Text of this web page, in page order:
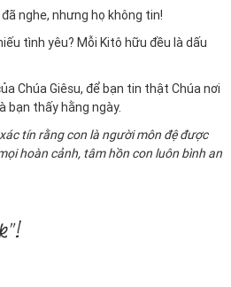
nghe, nhưng họ không tin!
tình yêu? Mỗi Kitô hữu đều là dấu
Chúa Giêsu, để bạn tin thật Chúa nơi
bạn thấy hằng ngày.
tín rằng con là người môn đệ được
hoàn cảnh, tâm hồn con luôn bình an